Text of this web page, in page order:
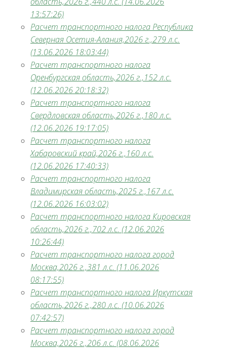
13:57:26)
Расчет транспортного налога Республика
Северная Осетия-Алания,2026 г.,279 л.с.
(13.06.2026 18:03:44)
Расчет транспортного налога
Оренбургская область,2026 г.,152 л.с.
(12.06.2026 20:18:32)
Расчет транспортного налога
Свердловская область,2026 г.,180 л.с.
(12.06.2026 19:17:05)
Расчет транспортного налога
Хабаровский край,2026 г.,160 л.с.
(12.06.2026 17:40:33)
Расчет транспортного налога
Владимирская область,2025 г.,167 л.с.
(12.06.2026 16:03:02)
Расчет транспортного налога Кировская
область,2026 г.,702 л.с. (12.06.2026
10:26:44)
Расчет транспортного налога город
Москва,2026 г.,381 л.с. (11.06.2026
08:17:55)
Расчет транспортного налога Иркутская
область,2026 г.,280 л.с. (10.06.2026
07:42:57)
Расчет транспортного налога город
Москва,2026 г.,206 л.с. (08.06.2026